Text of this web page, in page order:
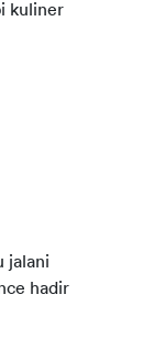
kuliner
jalani
hadir